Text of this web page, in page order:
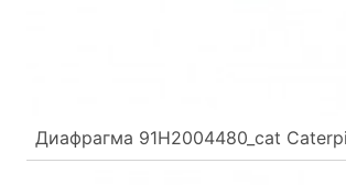
Диафрагма 91H2004480_cat